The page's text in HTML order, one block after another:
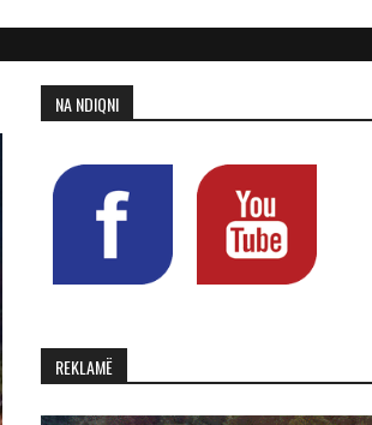
NA NDIQNI
REKLAMË